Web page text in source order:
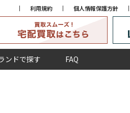
利用規約 個人情報保護方針
ンドで探す FAQ